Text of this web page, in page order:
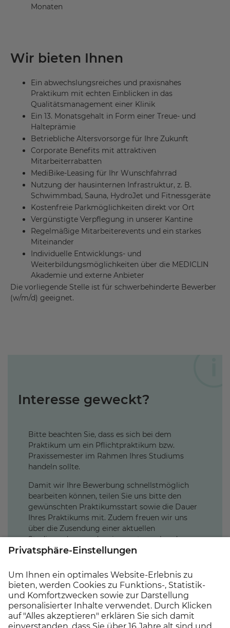
Monaten
Wir bieten Ihnen
Ein abwechslungsreiches und praxisnahes
Praktikum mit echten Einblicken in das
Qualitätsmanagement einer Klinik
Ein 13. Monatsgehalt in Form einer Treue- und
Halteprämie
Betriebliche Altersvorsorge für Ihre Zukunft
Corporate Benefits mit attraktiven
Mitarbeiterrabatten
MediBike-Leasing für Ihr Wunschfahrrad
Nutzung der hausinternen Infrastruktur, z. B.
Schwimmbad, Sauna, HydroJet und Fitnessgeräte
Kostenfreie Parkmöglichkeiten direkt vor Ort
Vergünstigte Verpflegung in unserer Kantine
Regelmäßige Mitarbeiterevents und ein starkes
Miteinander
Individuelle Entwicklungs- und
Weiterbildungsmöglichkeiten über die MEDICLIN
Akademie und externe Anbieter
Die vorliegende Stelle ist für schwerbehinderte Bewerber
(w/m/d) geeignet.
Interesse geweckt?
Bitte beachten Sie, dass es sich bei dem
Praktikum um ein Pflichtpraktikum bzw.
Praxissemester im Rahmen Ihres Studiums
handeln sollte.
Damit wir Ihre Bewerbung schnellstmöglich
bearbeiten können, teilen Sie uns bitte den
gewünschten Praktikumsstart sowie die Dauer
Ihres Praktikums mit. Zudem freuen wir uns
über die Zusendung einer aktuellen
Studienordnung oder eines entsprechenden
Nachweises über das Pflichtpraktikum als
Für Fragen oder weitere Informationen zur
Stelle steht Ihnen unsere Personalabteilung
gerne unter der Tel.-Nr. 05042/600-192 zur
Verfügung.